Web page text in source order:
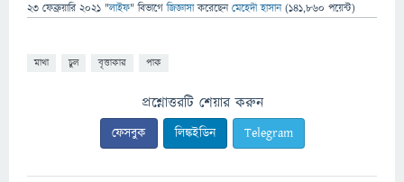
23 ফেব্রুয়ারি 2021 "লাইফ" বিভাগে জিজ্ঞাসাকরেছেনমেহেদী হাসান (141,860 পয়েন্ট)
মাথা চুল বৃত্তাকার পাক
প্রশ্নোত্তরটি শেয়ার করুন
ফেসবুক লিঙ্কইডিন Telegram